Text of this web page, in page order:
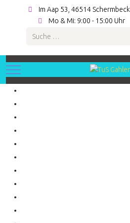
Im Aap 53, 46514 Schermbeck
Mo & Mi: 9:00 - 15:00 Uhr
Suchen
Mobile Menu Toggle